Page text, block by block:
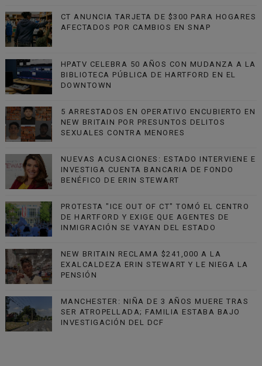
CT ANUNCIA TARJETA DE $300 PARA HOGARES
AFECTADOS POR CAMBIOS EN SNAP
HPATV CELEBRA 50 AÑOS CON MUDANZA A LA
BIBLIOTECA PÚBLICA DE HARTFORD EN EL
DOWNTOWN
5 ARRESTADOS EN OPERATIVO ENCUBIERTO EN
NEW BRITAIN POR PRESUNTOS DELITOS
SEXUALES CONTRA MENORES
NUEVAS ACUSACIONES: ESTADO INTERVIENE E
INVESTIGA CUENTA BANCARIA DE FONDO
BENÉFICO DE ERIN STEWART
PROTESTA "ICE OUT OF CT" TOMÓ EL CENTRO
DE HARTFORD Y EXIGE QUE AGENTES DE
INMIGRACIÓN SE VAYAN DEL ESTADO
NEW BRITAIN RECLAMA $241,000 A LA
EXALCALDEZA ERIN STEWART Y LE NIEGA LA
PENSIÓN
MANCHESTER: NIÑA DE 3 AÑOS MUERE TRAS
SER ATROPELLADA; FAMILIA ESTABA BAJO
INVESTIGACIÓN DEL DCF